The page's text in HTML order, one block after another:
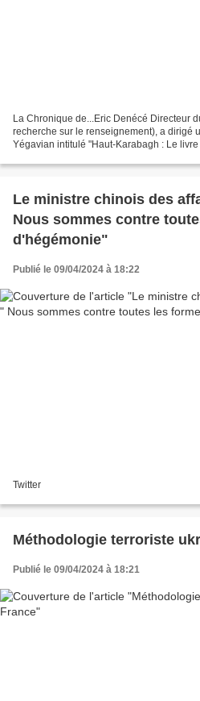
La Chronique de...Eric Denécé Directeur
recherche sur le renseignement), a dirigé
Yégavian intitulé "Haut-Karabagh : Le
Le ministre chinois des
Nous sommes contre
d'hégémonie"
Publié le 09/04/2024 à 18:22
Twitter
Méthodologie terroriste
Publié le 09/04/2024 à 18:21